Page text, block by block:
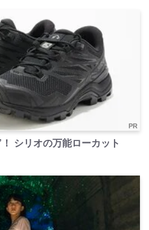
PR
シリオの万能ローカット